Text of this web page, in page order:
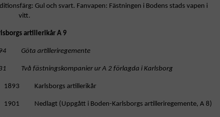
Gul och svart. Fanvapen: Fästningen i Bodens stads vapen i
vitt.
artillerikår A 9
Göta artilleriregemente
Två fästningskompanier ur A 2 förlagda i Karlsborg
1893 Karlsborgs artillerikår
1901 Nedlagt (Uppgått i Boden-Karlsborgs artilleriregemente, A 8)